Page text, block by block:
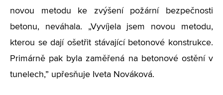
novou metodu ke zvýšení požární bezpečnosti
betonu, neváhala. „Vyvíjela jsem novou metodu,
kterou se dají ošetřit stávající betonové konstrukce.
Primárně pak byla zaměřená na betonové ostění v
tunelech,” upřesňuje Iveta Nováková.